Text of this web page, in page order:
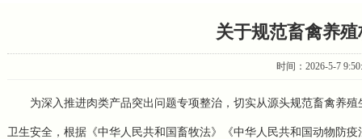
关于规范畜禽养
时间：2026-5-7
为深入推进肉类产品突出问题专项整治，切实从源头规范畜禽养
卫生安全，根据《中华人民共和国畜牧法》《中华人民共和国动物防